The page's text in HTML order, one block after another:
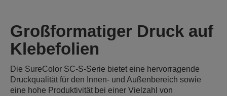
Großformatiger Druck auf
Klebefolien
Die SureColor SC-S-Serie bietet eine hervorragende
Druckqualität für den Innen- und Außenbereich sowie
eine hohe Produktivität bei einer Vielzahl von